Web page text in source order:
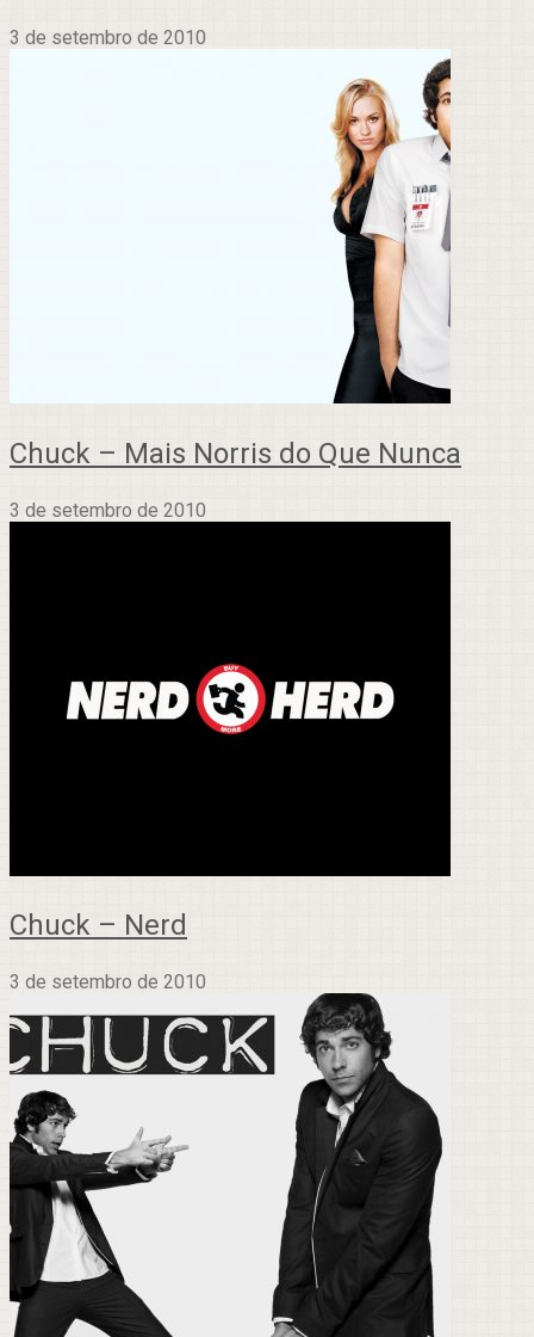
3 de setembro de 2010
Chuck – Mais Norris do Que Nunca
3 de setembro de 2010
Chuck – Nerd
3 de setembro de 2010